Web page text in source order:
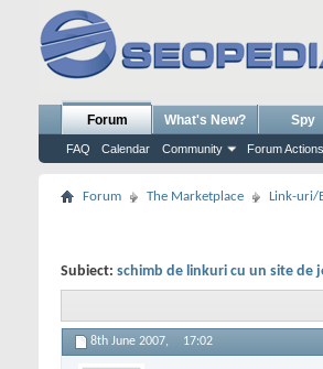
Forum
FAQ Calendar Community Forum Actions
What's New? Spy
Forum The Marketplace Link-uri/
Subiect: schimb de linkuri cu un site de
8th June 2007, 17:02